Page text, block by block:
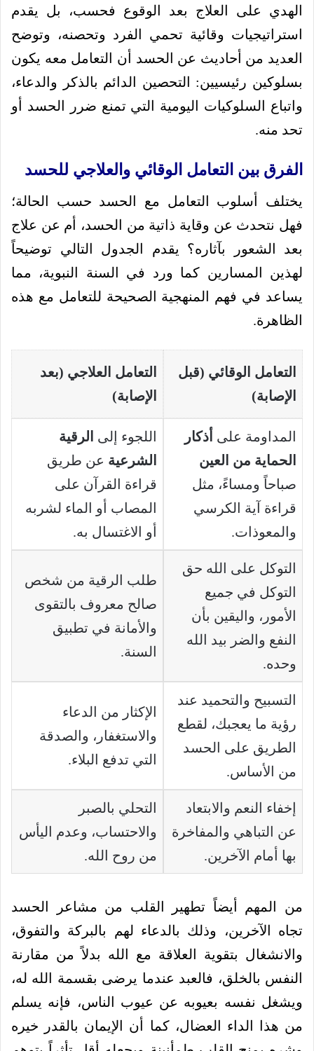
الهدي على العلاج بعد الوقوع فحسب، بل يقدم
استراتيجيات وقائية تحمي الفرد وتحصنه، وتوضح
العديد من أحاديث عن الحسد أن التعامل معه يكون
بسلوكين رئيسيين: التحصين الدائم بالذكر والدعاء،
واتباع السلوكيات اليومية التي تمنع ضرر الحسد أو
تحد منه.
الفرق بين التعامل الوقائي والعلاجي للحسد
يختلف أسلوب التعامل مع الحسد حسب الحالة؛
فهل نتحدث عن وقاية ذاتية من الحسد، أم عن علاج
بعد الشعور بآثاره؟ يقدم الجدول التالي توضيحاً
لهذين المسارين كما ورد في السنة النبوية، مما
يساعد في فهم المنهجية الصحيحة للتعامل مع هذه
الظاهرة.
التعامل الوقائي (قبل
الإصابة)
التعامل العلاجي (بعد
الإصابة)
المداومة على أذكار
الحماية من العين
صباحاً ومساءً، مثل
قراءة آية الكرسي
والمعوذات.
اللجوء إلى الرقية
الشرعية عن طريق
قراءة القرآن على
المصاب أو الماء لشربه
أو الاغتسال به.
التوكل على الله حق
التوكل في جميع
الأمور، واليقين بأن
النفع والضر بيد الله
وحده.
طلب الرقية من شخص
صالح معروف بالتقوى
والأمانة في تطبيق
السنة.
التسبيح والتحميد عند
رؤية ما يعجبك، لقطع
الطريق على الحسد
من الأساس.
الإكثار من الدعاء
والاستغفار، والصدقة
التي تدفع البلاء.
إخفاء النعم والابتعاد
عن التباهي والمفاخرة
بها أمام الآخرين.
التحلي بالصبر
والاحتساب، وعدم اليأس
من روح الله.
من المهم أيضاً تطهير القلب من مشاعر الحسد
تجاه الآخرين، وذلك بالدعاء لهم بالبركة والتفوق،
والانشغال بتقوية العلاقة مع الله بدلاً من مقارنة
النفس بالخلق، فالعبد عندما يرضى بقسمة الله له،
ويشغل نفسه بعيوبه عن عيوب الناس، فإنه يسلم
من هذا الداء العضال، كما أن الإيمان بالقدر خيره